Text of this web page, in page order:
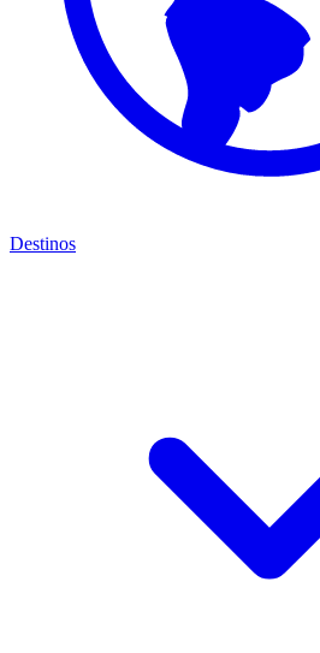
Destinos